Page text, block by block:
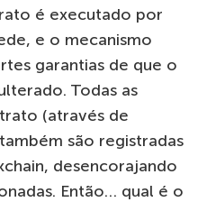
é executado por
e o mecanismo
garantias de que o
Todas as
(através de
são registradas
desencorajando
Então… qual é o